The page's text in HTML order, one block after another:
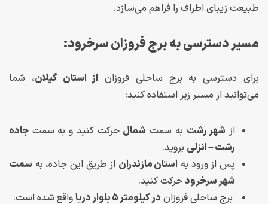
طبیعت زیبای اطراف را فراهم می‌سازد.
مسیر دسترسی به برج فروزان سرخرود:
برای دسترسی به برج ساحلی فروزان از استان گیلان، شما
می‌توانید از مسیر زیر استفاده کنید:
از شهر رشت به سمت شمال حرکت کنید و به سمت جاده
رشت – انزلی بروید.
پس از ورود به استان مازندران از طریق این جاده، به سمت
شهر سرخرودحرکت کنید.
برج ساحلی فروزان در کیلومتر ۵ بلوار دریا
واقع شده است.